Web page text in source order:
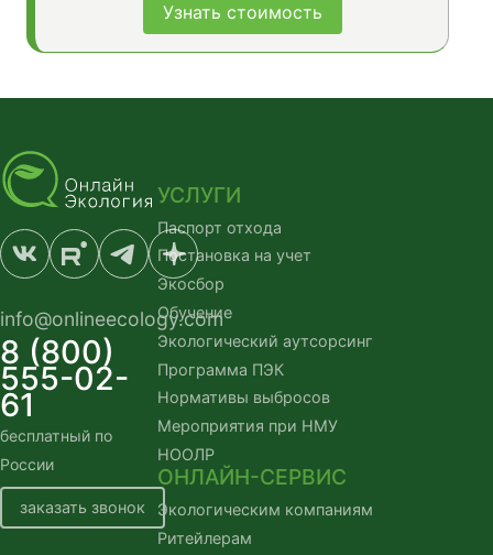
Узнать стоимость
info@onlineecology.com
8 (800)
555-02-
61
бесплатный по
России
заказать звонок
УСЛУГИ
Паспорт отхода
Постановка на учет
Экосбор
Обучение
Экологический аутсорсинг
Программа ПЭК
Нормативы выбросов
Мероприятия при НМУ
НООЛР
ОНЛАЙН-СЕРВИС
Экологическим компаниям
Ритейлерам